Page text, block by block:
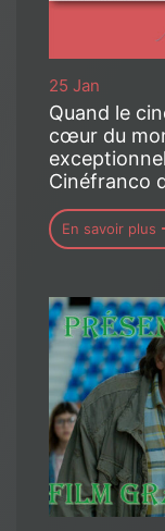
25 Jan
Quand le
cœur du
Cinéfranco
En savoir plus